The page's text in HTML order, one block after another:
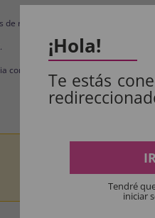
roupas e perucas: 100% POLIÉSTER.
100% PVC.
Todos os produtos
¡Hola!
Te estás
Tendré
iniciar